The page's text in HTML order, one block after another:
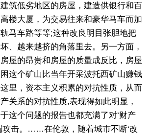
筑低劣地区的房屋，建造供银行和百
楼大厦，为交易往来和豪华马车而加
马车路等等;这种改良明目张胆地把
、越来越挤的角落里去。另一方面，
屋的昂贵和房屋的质量成反比，房屋
这个矿山比当年开采波托西矿山赚钱
里，资本主义积累的对抗性质，从而
关系的对抗性质,表现得如此明显，
这个问题的报告也都充满了对‘财产
攻击。……在伦敦，随着城市不断‘改